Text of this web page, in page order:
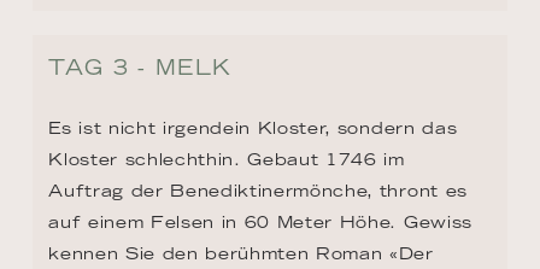
TAG 3 - MELK
Es ist nicht irgendein Kloster, sondern das
Kloster schlechthin. Gebaut 1746 im
Auftrag der Benediktinermönche, thront es
auf einem Felsen in 60 Meter Höhe. Gewiss
kennen Sie den berühmten Roman «Der